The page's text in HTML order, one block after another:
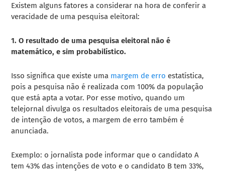
Existem alguns fatores a considerar na hora de conferir a
veracidade de uma pesquisa eleitoral:
1. O resultado de uma pesquisa eleitoral não é
matemático, e sim probabilístico.
Issosignifica que existe uma margem de erro estatística,
pois a pesquisa não é realizada com 100% da população
que está apta a votar. Por esse motivo, quando um
telejornal divulga os resultados eleitorais de uma pesquisa
de intenção de votos, a margem de erro também é
anunciada.
Exemplo: o jornalista pode informar que o candidato A
tem 43% das intenções de voto e o candidato B tem 33%,